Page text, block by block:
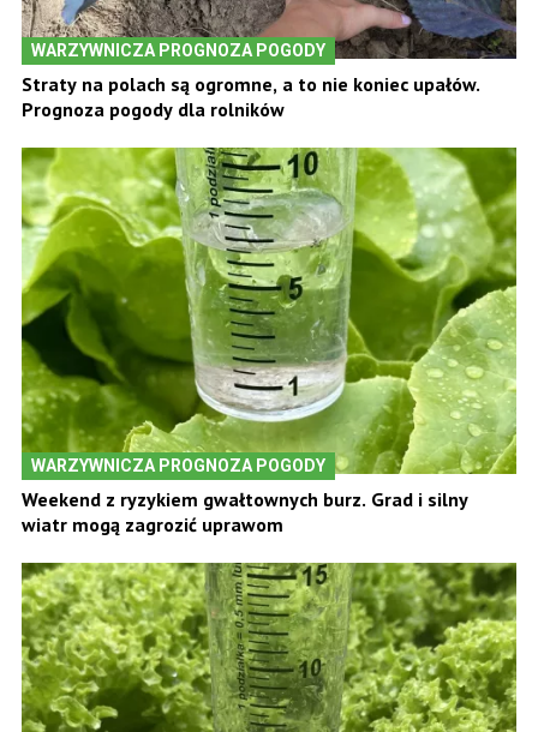
WARZYWNICZA PROGNOZA POGODY
Straty na polach są ogromne, a to nie koniec upałów.
Prognoza pogody dla rolników
WARZYWNICZA PROGNOZA POGODY
Weekend z ryzykiem gwałtownych burz. Grad i silny
wiatr mogą zagrozić uprawom